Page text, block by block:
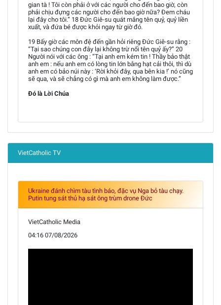
gian tà ! Tôi còn phải ở với các người cho đến bao giờ, còn
phải chịu đựng các người cho đến bao giờ nữa? Đem cháu
lại đây cho tôi.” 18 Đức Giê-su quát mắng tên quỷ, quỷ liền
xuất, và đứa bé được khỏi ngay từ giờ đó.
19 Bấy giờ các môn đệ đến gần hỏi riêng Đức Giê-su rằng :
“Tại sao chúng con đây lại không trừ nổi tên quỷ ấy?” 20
Người nói với các ông : “Tại anh em kém tin ! Thầy bảo thật
anh em : nếu anh em có lòng tin lớn bằng hạt cải thôi, thì dù
anh em có bảo núi này : ‘Rời khỏi đây, qua bên kia !’ nó cũng
sẽ qua, và sẽ chẳng có gì mà anh em không làm được.”
Đó là Lời Chúa
VietCatholic TV
Ukraine đánh chìm tàu tình báo, đặc vụ Nga bỏ tàu chạy.
Putin tung sát thủ hạ sát ông trùm drone Đức
VietCatholic Media
04:16 07/08/2026